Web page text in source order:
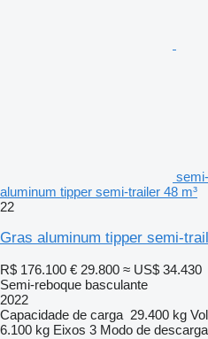
aluminum tipper semi-trailer 48 m³
22
Gras aluminum tipper semi-
R$ 176.100 € 29.800 ≈ US$ 34.430
Semi-reboque basculante
2022
Capacidade de carga 29.400 kg
6.100 kg Eixos 3 Modo de descarga